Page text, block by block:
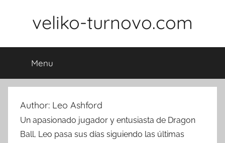
veliko-turnovo.com
Menu
Author: Leo Ashford
Un apasionado jugador y entusiasta de Dragon
Ball, Leo pasa sus días siguiendo las últimas